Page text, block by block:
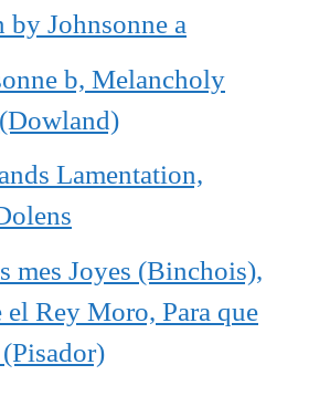
by Johnsonne a
b, Melancholy
Lamentation,
mes Joyes (Binchois),
el Rey Moro, Para que